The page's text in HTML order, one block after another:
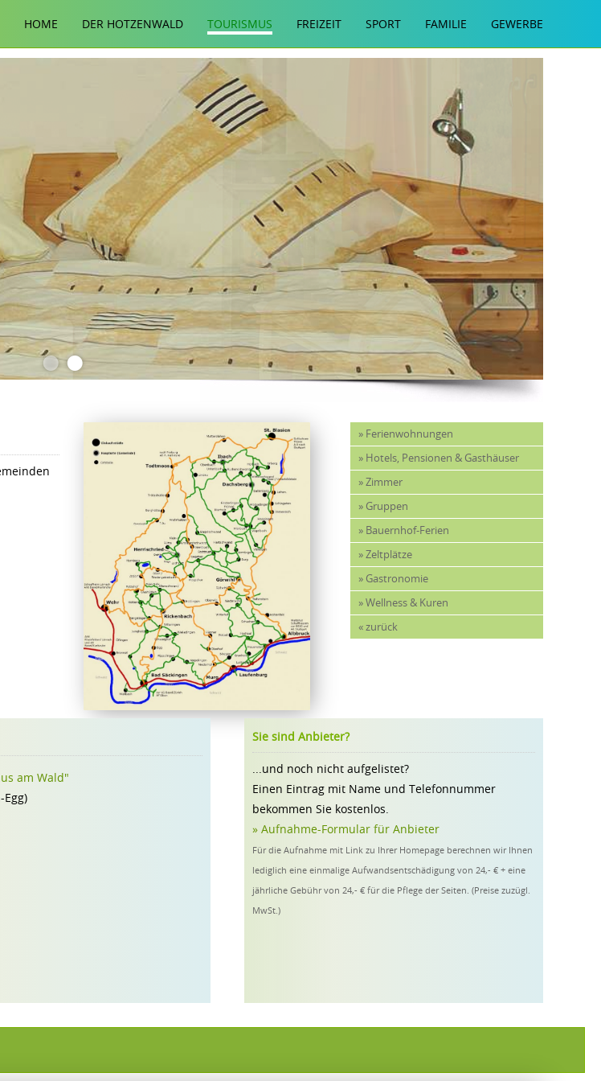
HOME DER HOTZENWALD TOURISMUS FREIZEIT SPORT FAMILIE GEWERBE
••
» Ferienwohnungen
» Hotels, Pensionen & Gasthäuser
» Zimmer
» Gruppen
» Bauernhof-Ferien
» Zeltplätze
» Gastronomie
» Wellness & Kuren
« zurück
am Wald"
Egg)
Sie sind Anbieter?
...und noch nicht aufgelistet?
Einen Eintrag mit Name und Telefonnummer
bekommen Sie kostenlos.
» Aufnahme-Formular für Anbieter
Für die Aufnahme mit Link zu Ihrer Homepage berechnen wir Ihnen
lediglich eine einmalige Aufwandsentschädigung von 24,- € + eine
jährliche Gebühr von 24,- € für die Pflege der Seiten. (Preise zuzügl.
MwSt.)